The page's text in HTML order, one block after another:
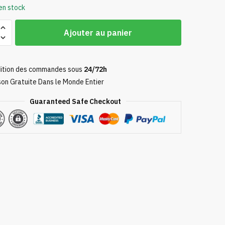
stock
Ajouter au panier
des commandes sous 24/72h
Gratuite Dans le Monde Entier
Guaranteed Safe Checkout